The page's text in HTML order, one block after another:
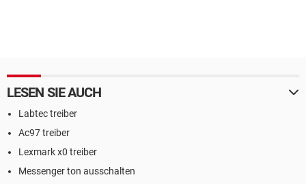
LESEN SIE AUCH
Labtec treiber
Ac97 treiber
Lexmark x0 treiber
Messenger ton ausschalten